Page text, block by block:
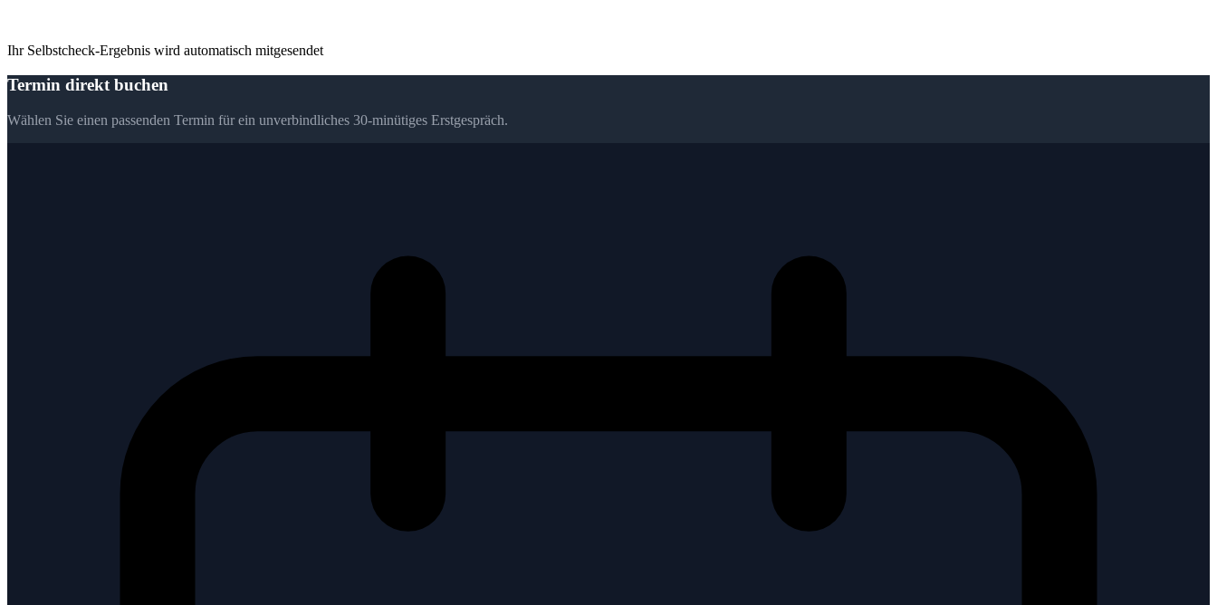
Ihr Selbstcheck-Ergebnis wird automatisch mitgesendet
Termin direkt buchen
Wählen Sie einen passenden Termin für ein unverbindliches 30-minütiges Erstgespräch.